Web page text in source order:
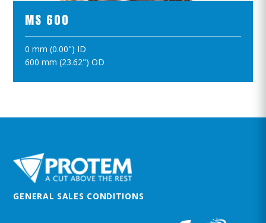
MS 600
0 mm (0.00") ID
600 mm (23.62") OD
ПОЛОЖИТЪ В КОРЗИНУ
GENERAL SALES CONDITIONS